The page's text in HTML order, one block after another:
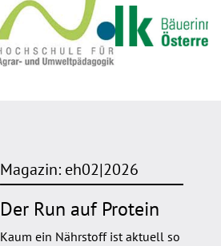
Magazin: eh02|2026
Der Run auf Protein
Kaum ein Nährstoff ist aktuell so